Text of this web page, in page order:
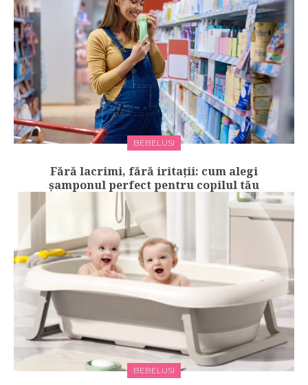
BEBELUSI
Fără lacrimi, fără iritații: cum alegi
șamponul perfect pentru copilul tău
BEBELUSI